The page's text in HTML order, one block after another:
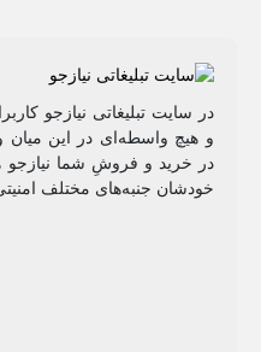
در سایت تبلیغاتی نیازجو
و هیچ واسطه‌ای در این میان
در خرید و فروشِ شما نیازجو
خودشان جنبه‌های مختلف